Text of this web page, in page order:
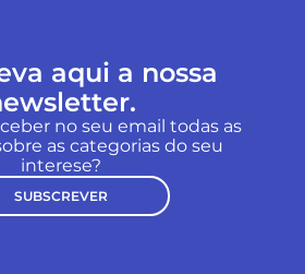
aqui a nossa
no seu email todas as
as categorias do seu
interese?
SUBSCREVER